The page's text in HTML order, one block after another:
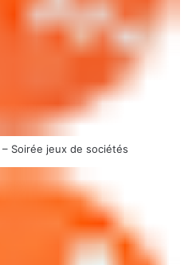
– Soirée jeux de sociétés